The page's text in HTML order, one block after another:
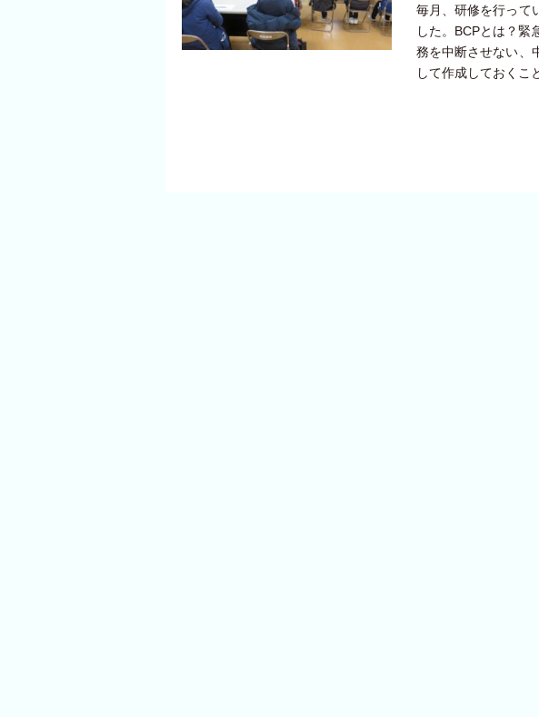
毎月、研修を行って
した。BCPとは？緊
務を中断させない、
して作成しておくこ